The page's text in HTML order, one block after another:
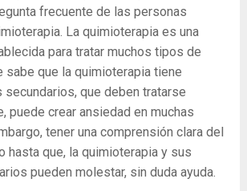
frecuente de las personas
La quimioterapia es una
para tratar muchos tipos de
sabe que la quimioterapia tiene
que deben tratarse
puede crear ansiedad en muchas
tener una comprensión clara del
hasta que, la quimioterapia y sus
pueden molestar, sin duda ayuda.